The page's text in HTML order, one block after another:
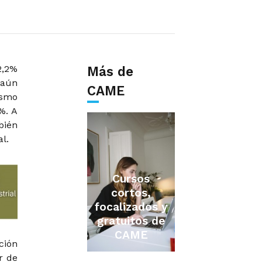
A
de
Más de
CAME
Cursos
cortos,
focalizados y
gratuitos de
CAME